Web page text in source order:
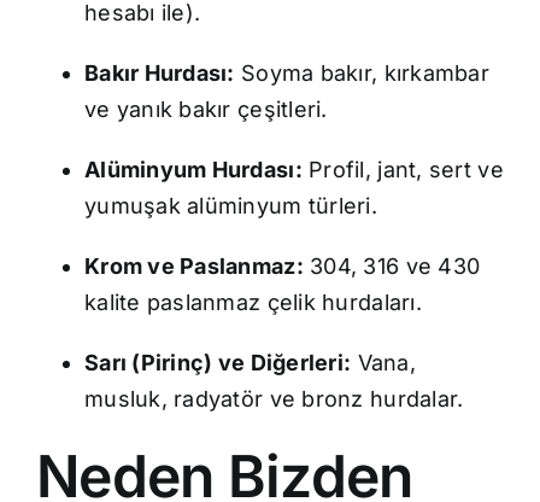
hesabı ile).
Bakır Hurdası: Soyma bakır, kırkambar
ve yanık bakır çeşitleri.
Alüminyum Hurdası: Profil, jant, sert ve
yumuşak alüminyum türleri.
Krom ve Paslanmaz: 304, 316 ve 430
kalite paslanmaz çelik hurdaları.
Sarı (Pirinç) ve Diğerleri: Vana,
musluk, radyatör ve bronz hurdalar.
Neden Bizden